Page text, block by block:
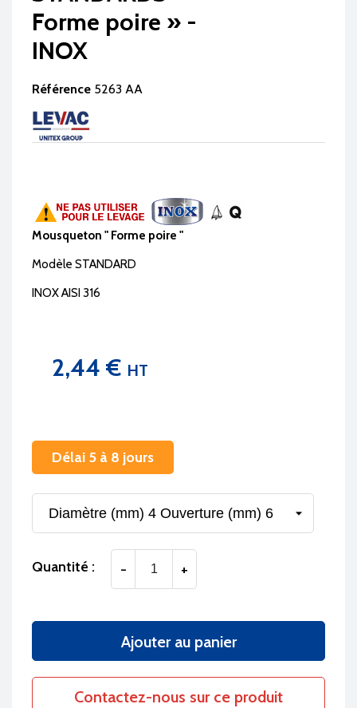
Forme poire » -
INOX
Référence 5263 AA
Mousqueton " Forme poire "
Modèle STANDARD
INOX AISI 316
2,44 € HT
Délai 5 à 8 jours
Quantité : - +
Ajouter au panier
Contactez-nous sur ce produit